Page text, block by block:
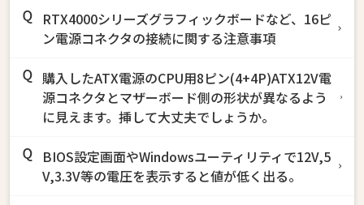
RTX4000シリーズグラフィックボードなど、16ピ
ン電源コネクタの接続に関する注意事項
購入したATX電源のCPU用8ピン(4+4P)ATX12V電
源コネクタとマザーボード側の形状が異なるよう
に見えます。挿して大丈夫でしょうか。
BIOS設定画面やWindowsユーティリティで12V,5
V,3.3V等の電圧を表示すると値が低く出る。